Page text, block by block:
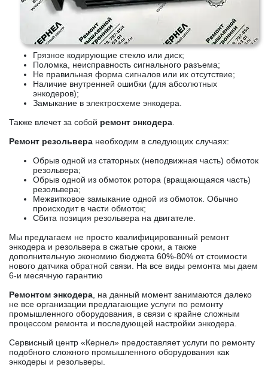
Грязное кодирующие стекло или диск;
Поломка, неисправность сигнального разъема;
Не правильная форма сигналов или их отсутствие;
Наличие внутренней ошибки (для абсолютных
энкодеров);
Замыкание в электросхеме энкодера.
Также влечет за собой ремонт энкодера
Ремонт резольвера необходим в следующих случаях:
Обрыв одной из статорных (неподвижная часть) обмоток
резольвера;
Обрыв одной из обмоток ротора (вращающаяся часть)
резольвера;
Межвитковое замыкание одной из обмоток. Обычно
происходит в части обмоток;
Сбита позиция резольвера на двигателе.
Мы предлагаем не просто квалифицированный ремонт
энкодера и резольвера в сжатые сроки, а также
дополнительную экономию бюджета 60%-80% от стоимости
нового датчика обратной связи. На все виды ремонта мы даем
6-и месячную гарантию
Ремонтом энкодера , на данный момент занимаются далеко
не все организации предлагающие услуги по ремонту
промышленного оборудования, в связи с крайне сложным
процессом ремонта и последующей настройки энкодера.
Сервисный центр «Кернел» предоставляет услуги по ремонту
подобного сложного промышленного оборудования как
энкодеры и резольверы.